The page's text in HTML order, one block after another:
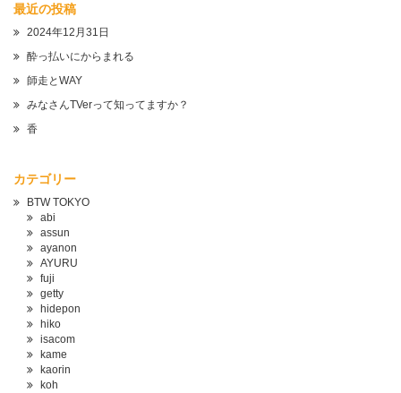
最近の投稿
2024年12月31日
酔っ払いにからまれる
師走とWAY
みなさんTVerって知ってますか？
香
カテゴリー
BTW TOKYO
abi
assun
ayanon
AYURU
fuji
getty
hidepon
hiko
isacom
kame
kaorin
koh